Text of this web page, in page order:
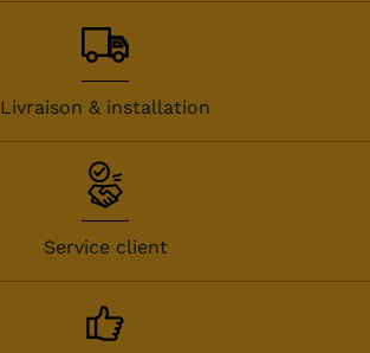
Livraison & installation
Service client